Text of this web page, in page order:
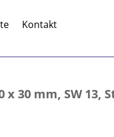
Kontakt
30 mm, SW 13,